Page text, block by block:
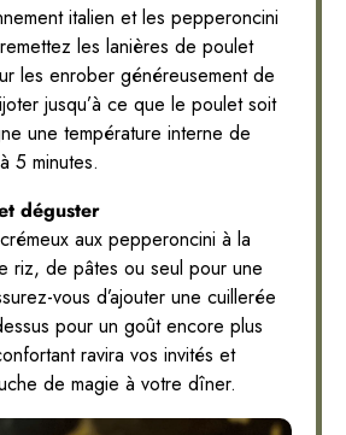
italien et les pepperoncini
les lanières de poulet
les enrober généreusement de
jusqu’à ce que le poulet soit
une température interne de
5 minutes.
déguster
aux pepperoncini à la
riz, de pâtes ou seul pour une
vous d’ajouter une cuillerée
pour un goût encore plus
ravira vos invités et
de magie à votre dîner.